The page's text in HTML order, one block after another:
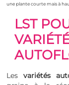
une plante courte mais à
LST
Lesvariétés